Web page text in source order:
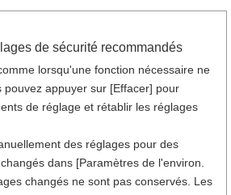
de sécurité recommandés
lorsqu'une fonction nécessaire ne
pouvez appuyer sur [Effacer] pour
de réglage et rétablir les réglages
des réglages pour des
dans [Paramètres de l'environ.
changés ne sont pas conservés. Les